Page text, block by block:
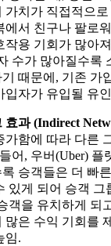
가치가 직접적으
에서 친구나 팔로
작용 기회가 많아
수가 많아질수록
때문에, 기존 가
입자가 유입될 유
효과 (Indirect
가함에 따라 다른
어, 우버(Uber) 플
승객들은 더 빠
있게 되어 승객 그
객을 유치하게 되
많은 수익 기회를
임.